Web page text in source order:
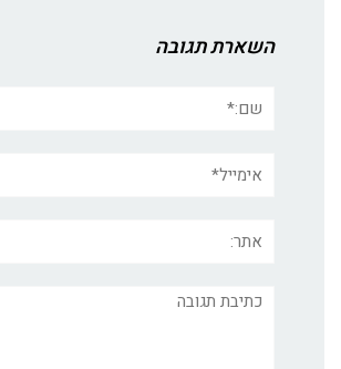
השארת תגובה
תגובה